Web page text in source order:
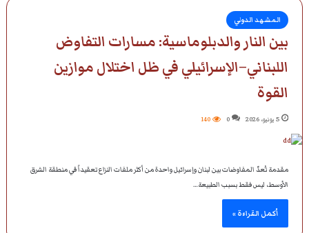
المشهد الدولي
بين النار والدبلوماسية: مسارات التفاوض
اللبناني–الإسرائيلي في ظل اختلال موازين
القوة
5 يونيو، 2026 0
140
مقدمة تُعدّ المفاوضات بين لبنان وإسرائيل واحدة من أكثر ملفات النزاع تعقيداً في منطقة الشرق
الأوسط، ليس فقط بسبب الطبيعة…
أكمل القراءة »